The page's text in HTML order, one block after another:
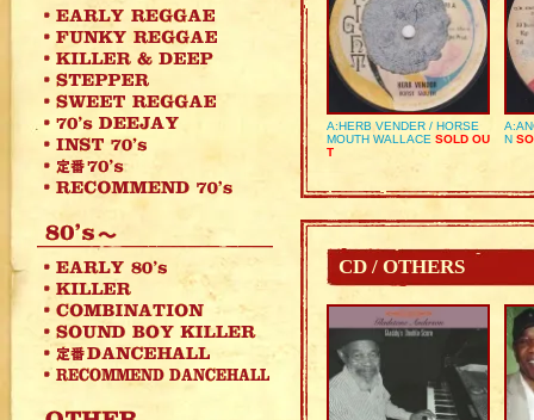
A:HERB VENDER / HORSE
MOUTH WALLACE SOLD OU
T
N
CD / OTHERS